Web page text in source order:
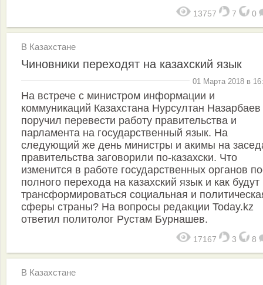
13757 7 0
В Казахстане
Чиновники переходят на казахский язык
01 Марта 2018 в
На встрече с министром информации и
коммуникаций Казахстана Нурсултан Назарбаев
поручил перевести работу правительства и
парламента на государственный язык. На
следующий же день министры и акимы на
правительства заговорили по-казахски. Что
изменится в работе государственных органов
полного перехода на казахский язык и как будут
трансформироваться социальная и
сферы страны? На вопросы редакции Today.kz
ответил политолог Рустам Бурнашев.
17167 3 8
В Казахстане